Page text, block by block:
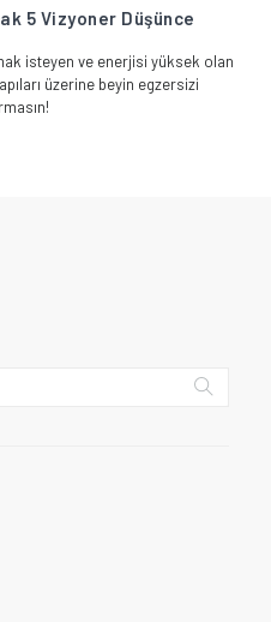
5 Vizyoner Düşünce
isteyen ve enerjisi yüksek olan
üzerine beyin egzersizi